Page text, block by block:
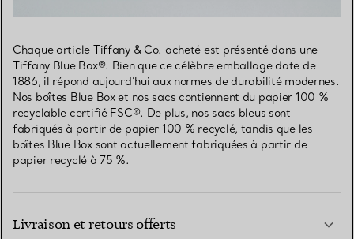
Chaque article Tiffany & Co. acheté est présenté dans une
Tiffany Blue Box®. Bien que ce célèbre emballage date de
1886, il répond aujourd’hui aux normes de durabilité modernes.
Nos boîtes Blue Box et nos sacs contiennent du papier 100 %
recyclable certifié FSC®. De plus, nos sacs bleus sont
fabriqués à partir de papier 100 % recyclé, tandis que les
boîtes Blue Box sont actuellement fabriquées à partir de
papier recyclé à 75 %.
Livraison et retours offerts